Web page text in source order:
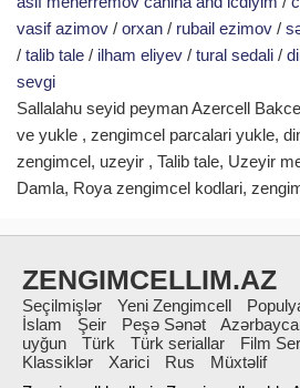
vasif azimov / orxan / rubail ezimov /
/ talib tale / ilham eliyev / tural sedali /
sevgi
Sallalahu seyid peyman Azercell
ve yukle , zengimcel parcalari yukle,
zengimcel, uzeyir , Talib tale, Uzeyir
Damla, Roya zengimcel kodlari,
ZENGIMCELLIM.AZ
Seçilmişlər Yeni Zengimcell
İslam
Şeir Peşə Sənət
uyğun
Türk Türk seriallar Film
Klassiklər
Xarici Rus
Müxtəlif